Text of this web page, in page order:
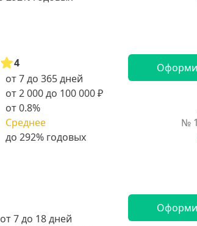
4
от 7 до 365 дней
от 2 000 до 100 000 ₽
от 0.8%
Среднее
№
от 7 до 18 дней